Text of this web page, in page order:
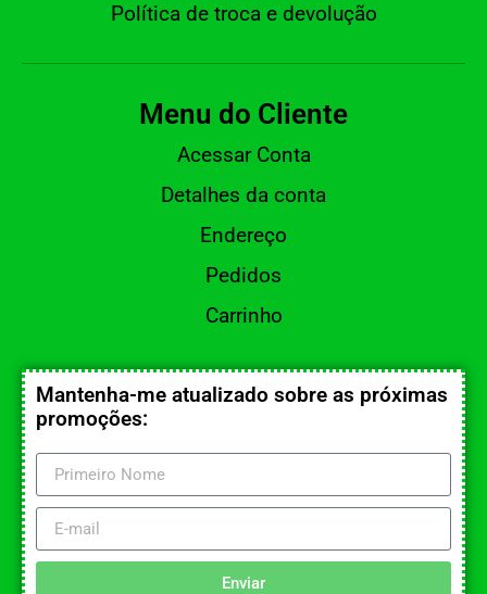
Política de troca e devolução
Menu do Cliente
Acessar Conta
Detalhes da conta
Endereço
Pedidos
Carrinho
Mantenha-me atualizado sobre as próximas
promoções:
Enviar